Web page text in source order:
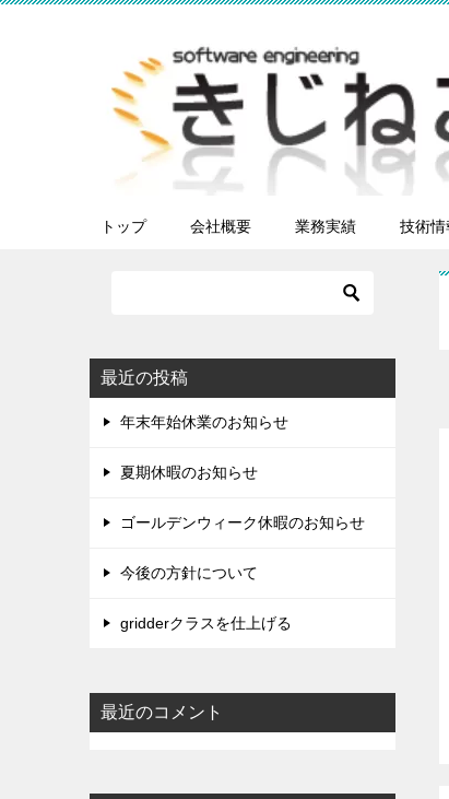
トップ 会社概要 業務実績 技術情
最近の投稿
年末年始休業のお知らせ
夏期休暇のお知らせ
ゴールデンウィーク休暇のお知らせ
今後の方針について
gridderクラスを仕上げる
最近のコメント